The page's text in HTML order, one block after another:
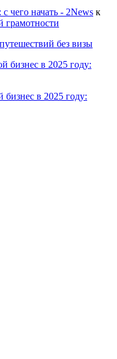
чего начать - 2News к
грамотности
без визы
бизнес в 2025 году:
бизнес в 2025 году: